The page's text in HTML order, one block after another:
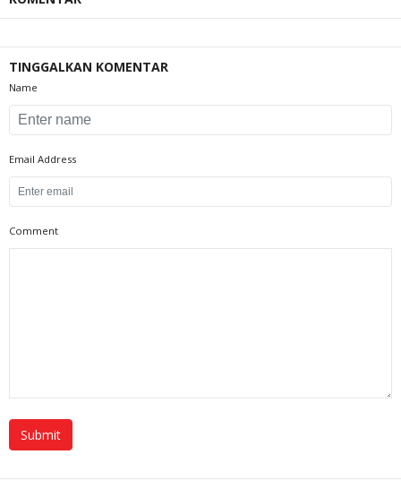
TINGGALKAN KOMENTAR
Name
Email Address
Comment